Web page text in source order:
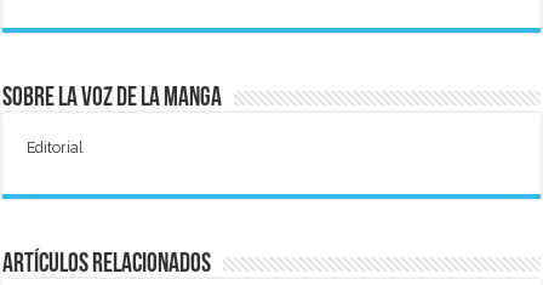
Sobre La Voz de La Manga
Editorial
Artículos relacionados